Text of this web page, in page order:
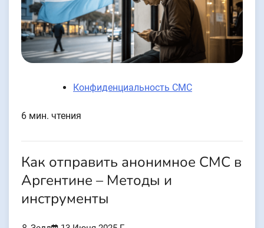
Конфиденциальность СМС
6 мин. чтения
Как отправить анонимное СМС в
Аргентине – Методы и
инструменты